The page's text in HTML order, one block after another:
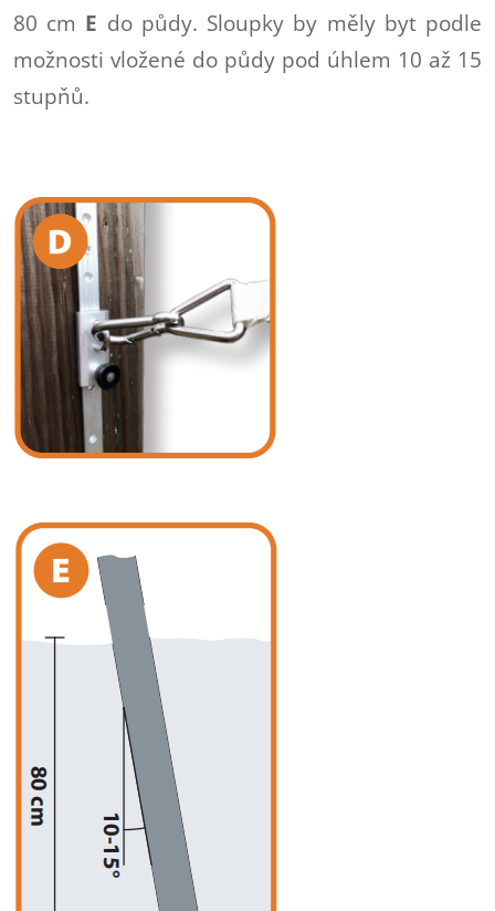
80 cm E do půdy. Sloupky by měly byt podle
možnosti vložené do půdy pod úhlem 10 až 15
stupňů.